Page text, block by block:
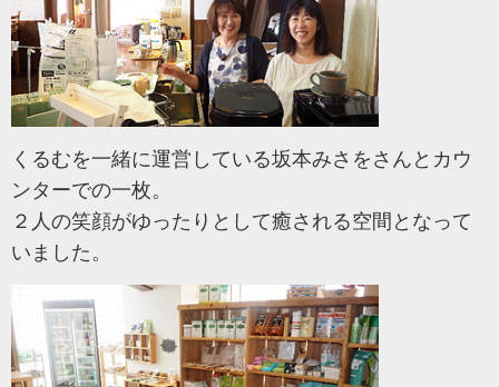
くるむを一緒に運営している坂本みさをさんとカウ
ンターでの一枚。
２人の笑顔がゆったりとして癒される空間となって
いました。